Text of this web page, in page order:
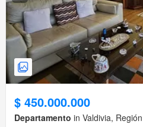
$ 450.000.000
Departamento in Valdivia,